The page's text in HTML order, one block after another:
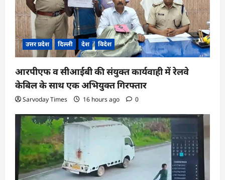
उत्तर प्रदेश दिल्ली देश विदेश
आरपीएफ व सीआईबी की संयुक्त कार्यवाही में रेलवे
केबिल के साथ एक अभियुक्त गिरफ्तार
Sarvoday Times 16 hours ago 0